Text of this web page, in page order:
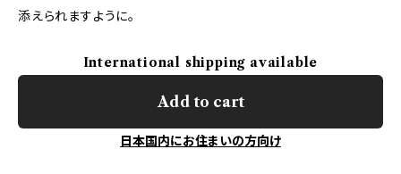
添えられますように。
International shipping available
Add to cart
日本国内にお住まいの方向け